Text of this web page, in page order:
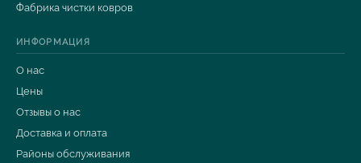
Фабрика чистки ковров
ИНФОРМАЦИЯ
О нас
Цены
Отзывы о нас
Доставка и оплата
Районы обслуживания